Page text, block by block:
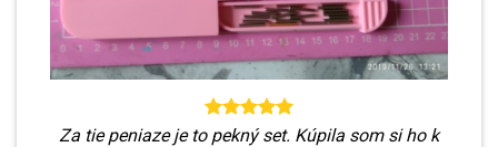
Za tie peniaze je to pekný set. Kúpila som si ho k